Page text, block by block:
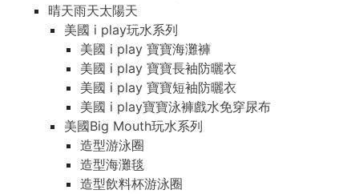
晴天雨天太陽天
美國 i play玩水系列
美國 i play 寶寶海灘褲
美國 i play 寶寶長袖防曬衣
美國 i play 寶寶短袖防曬衣
美國 i play寶寶泳褲戲水免穿尿布
美國Big Mouth玩水系列
造型游泳圈
造型海灘毯
造型飲料杯游泳圈